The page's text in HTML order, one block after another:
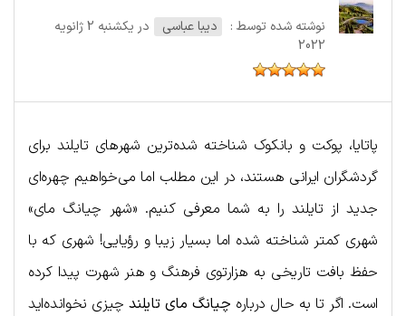
نوشته شده توسط : دیبا عباسی
در یکشنبه 2 ژانویه
2022
پاتایا، پوکت و بانکوک شناخته‌ شده‌ترین شهرهای تایلند برای
گردشگران ایرانی هستند، در این مطلب اما می‌خواهیم چهره‌ای
جدید از تایلند را به شما معرفی کنیم. «شهر چیانگ مای»
شهری کمتر شناخته شده اما بسیار زیبا و رؤیایی! شهری که با
حفظ بافت تاریخی به هزارتوی فرهنگ و هنر شهرت پیدا کرده
است. اگر تا به حال درباره چیانگ مای تایلندچیزی نخوانده‌اید